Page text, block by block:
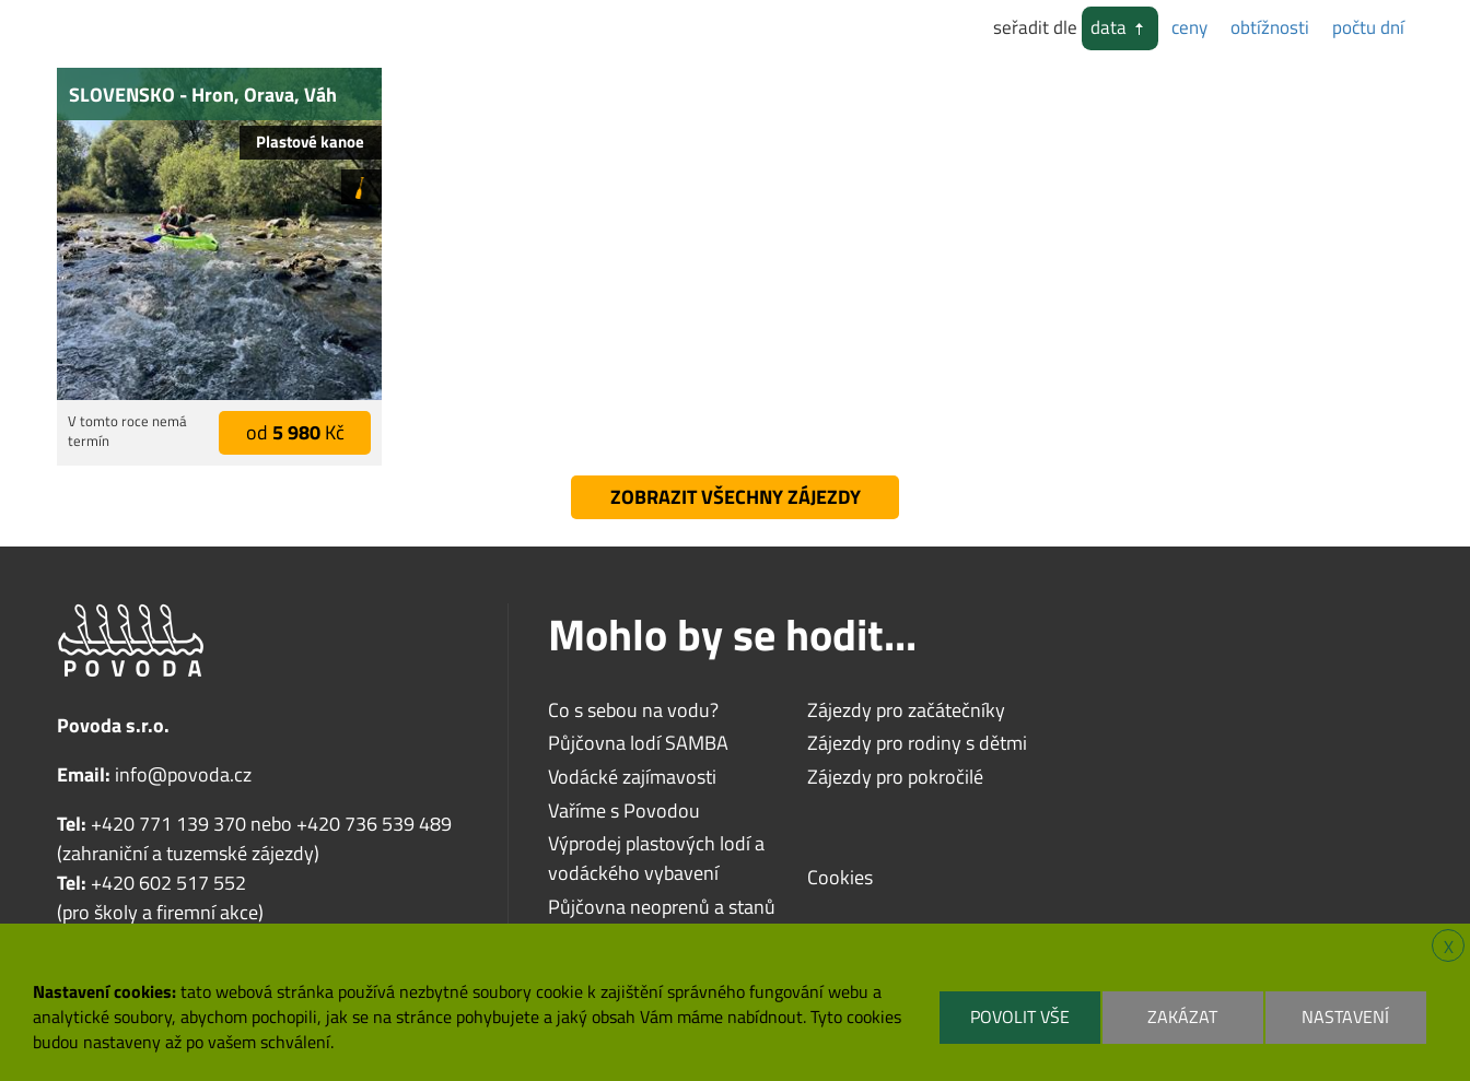
seřadit dle data ceny obtížnosti počtu dní
SLOVENSKO - Hron, Orava, Váh
Plastové kanoe
V tomto roce nemá
termín
od 5 980Kč
ZOBRAZIT VŠECHNY ZÁJEZDY
Povoda s.r.o.
Email: info@povoda.cz
Tel: +420 771 139 370nebo +420 736 539 489
(zahraniční a tuzemské zájezdy)
Tel: +420 602 517 552
(pro školy a firemní akce)
Povoda s.r.o.
Český Šternberk 25
Mohlo by se hodit...
Co s sebou na vodu?
Půjčovna lodí SAMBA
Vodácké zajímavosti
Vaříme s Povodou
Výprodej plastových lodí a
vodáckého vybavení
Půjčovna neoprenů a stanů
Zájezdy pro začátečníky
Zájezdy pro rodiny s dětmi
Zájezdy pro pokročilé
Cookies
X
Nastavení cookies:tato webová stránka používá nezbytné soubory cookie k zajištění správného fungování webu a
analytické soubory, abychom pochopili, jak se na stránce pohybujete a jaký obsah Vám máme nabídnout. Tyto cookies
budou nastaveny až po vašem schválení.
POVOLIT VŠE ZAKÁZAT NASTAVENÍ